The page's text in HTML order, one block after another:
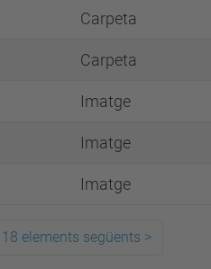
Carpeta
Carpeta
Imatge
Imatge
Imatge
18 elements següents >